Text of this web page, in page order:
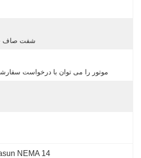
شفت صاف فرز 30 میلی
موتور را می توان با درخواست